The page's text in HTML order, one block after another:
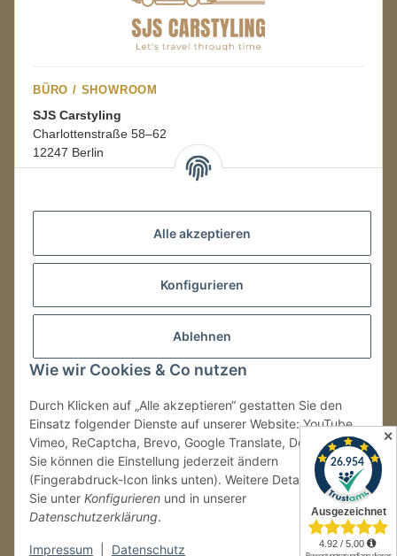
Alle akzeptieren
Konfigurieren
Ablehnen
Wie wir Cookies & Co nutzen
Durch Klicken auf „Alle akzeptieren“ gestatten Sie den
Einsatz folgender Dienste auf unserer Website: YouTube,
Vimeo, ReCaptcha, Brevo, Google Translate, Doofinder.
Sie können die Einstellung jederzeit ändern
(Fingerabdruck-Icon links unten). Weitere Details finden
Sie unter Konfigurieren und in unserer
Datenschutzerklärung.
Impressum Datenschutz
BÜRO / SHOWROOM
SJS Carstyling
Charlottenstraße 58–62
12247 Berlin
08:00–16:00 Uhr
LAGER / RETOUREN
Packmonster Fulfillment
SJS Carstyling Lager
Retouren ausschließlich an diese Adresse.
Tel.:+49 (0) 30 36417228
E-Mail:info@sjs-carstyling.com
Vertrag widerrufen
* Alle Preise inkl. gesetzlicher USt., zzgl.
✕